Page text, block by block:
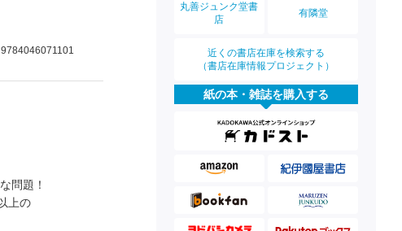
9784046071101
問題！
上の
丸善ジュンク堂書
店
有隣堂
近くの書店在庫を検索する
（書店在庫情報プロジェクト）
紙の本・雑誌を購入する